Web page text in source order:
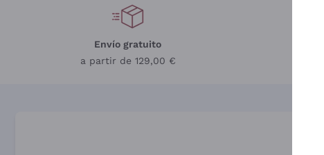
Envío gratuito
a partir de 129,00 €